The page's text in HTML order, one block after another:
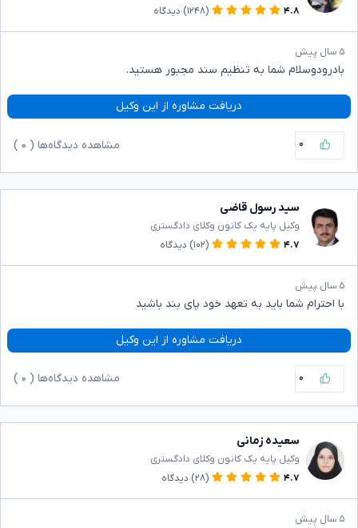
۴.۸
(۱۲۴۸) دیدگاه
۵ سال پیش
بادرودوسلام شما به تنظیم سند مجبور هستید.
دریافت مشاوره از این وکیل
۰ مشاهده دیدگاه‌ها ( ۰
سید رسول قاضی
وکیل پایه یک کانون وکلای دادگستری
۴.۷
(۱۰۲) دیدگاه
۵ سال پیش
با احترام شما باید به تعهد خود پای بند باشید
دریافت مشاوره از این وکیل
۰ مشاهده دیدگاه‌ها ( ۰
سعیده زمانی
وکیل پایه یک کانون وکلای دادگستری
۴.۷
(۲۸) دیدگاه
۵ سال پیش